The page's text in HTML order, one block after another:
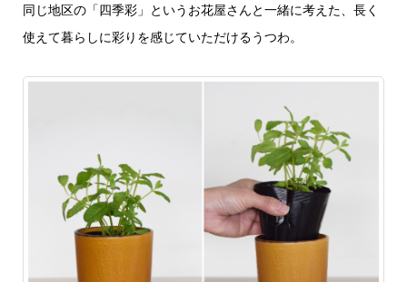
同じ地区の「四季彩」というお花屋さんと一緒に考えた、長く
使えて暮らしに彩りを感じていただけるうつわ。